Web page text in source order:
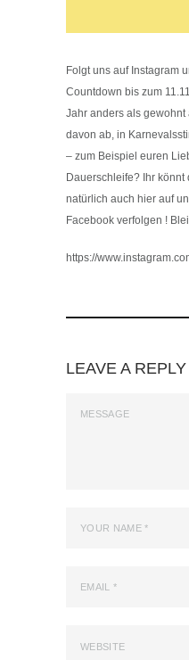
Folgt uns auf Instagram
Countdown bis zum
Jahr anders als
davon ab, in
– zum Beispiel euren
Dauerschleife? Ihr
natürlich auch hier auf
Facebook verfolgen !
https://
LEAVE A REPLY